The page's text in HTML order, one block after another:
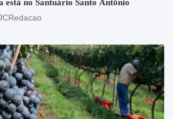
no Santuário Santo Antônio